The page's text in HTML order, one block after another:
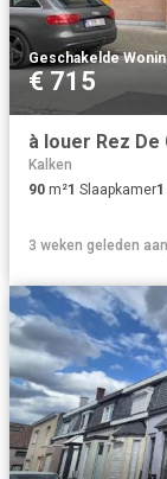
Geschakelde
€ 715
à louer Rez
Kalken
90 m²1 Slaapkamer1
3 weken geleden